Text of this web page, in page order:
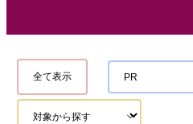
移
全て表示